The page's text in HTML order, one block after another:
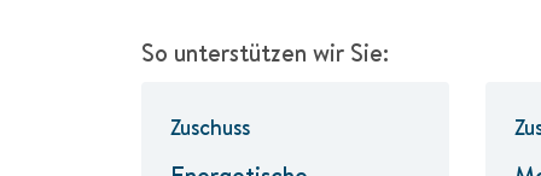
So unterstützen wir Sie:
Zuschuss